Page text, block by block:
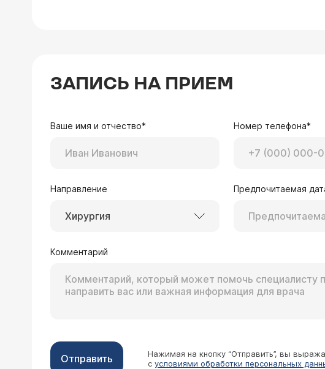
ЗАПИСЬ НА ПРИЕМ
Ваше имя и отчество* Номер телефона*
Направление
Хирургия
Предпочитаемая
Комментарий
Отправить
Нажимая на кнопку “Отправить”, вы
с условиями обработки персональных